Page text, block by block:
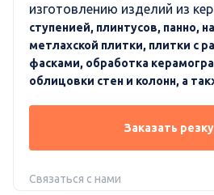
изготовлению изделий из
ступенией, плинтусов, панно,
метлахской плитки, плитки с
фасками, обработка
облицовки стен и колонн, а
Заказать резку
Связаться с нами